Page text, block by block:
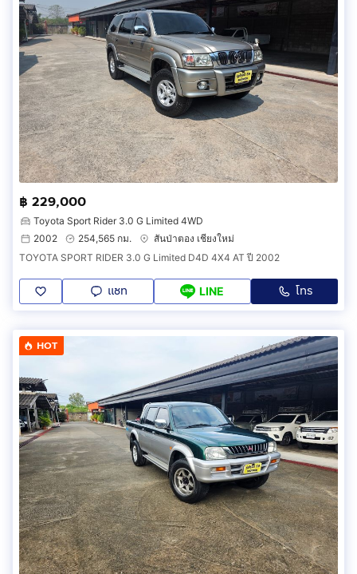
฿ 229,000
Toyota Sport Rider 3.0 G Limited 4WD
2002
254,565 กม.
สันป่าตอง เชียงใหม่
TOYOTA SPORT RIDER 3.0 G Limited D4D 4X4 AT ปี 2002
แชท LINE โทร
HOT